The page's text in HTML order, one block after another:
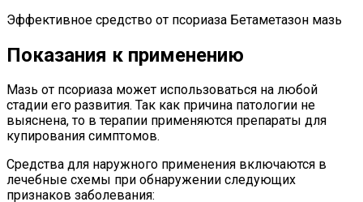
Эффективное средство от псориаза Бетаметазон мазь
Показания к применению
Мазь от псориаза может использоваться на любой
стадии его развития. Так как причина патологии не
выяснена, то в терапии применяются препараты для
купирования симптомов.
Средства для наружного применения включаются в
лечебные схемы при обнаружении следующих
признаков заболевания: